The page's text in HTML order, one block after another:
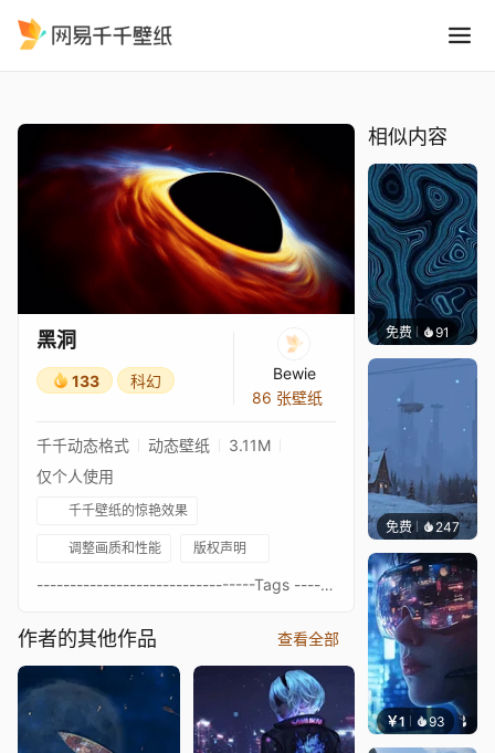
黑洞
133 科幻
Bewie
86 张壁纸
千千动态格式 动态壁纸
3.11M
仅个人使用
千千壁纸的惊艳效果
调整画质和性能 版权声明
---------------------------------Tags ---------------------------------- Black hole- Audio Responsive - Space - Customizable ---------------------------------
作者的其他作品 查看全部
相似内容
免费 91
免费 247
￥1 93 叮叮